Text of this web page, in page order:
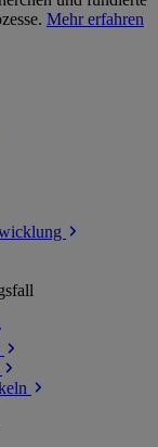
Mehr erfahren